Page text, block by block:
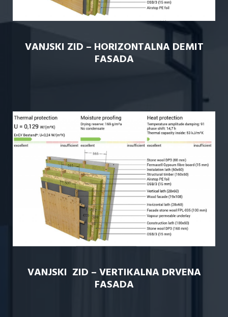
VANJSKI ZID – HORIZONTALNA DEMIT
FASADA
VANJSKI ZID – VERTIKALNA DRVENA
FASADA